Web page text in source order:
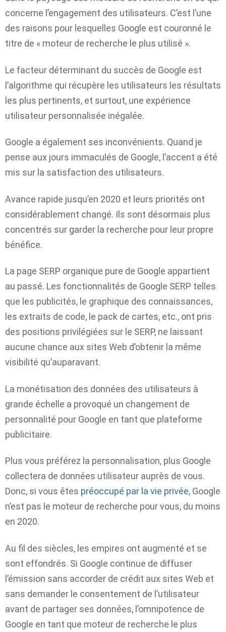
concerne l’engagement des utilisateurs. C’est l’une
des raisons pour lesquelles Google est couronné le
titre de « moteur de recherche le plus utilisé ».
Le facteur déterminant du succès de Google est
l’algorithme qui récupère les utilisateurs les résultats
les plus pertinents, et surtout, une expérience
utilisateur personnalisée inégalée.
Google a également ses inconvénients. Quand je
pense aux jours immaculés de Google, l’accent a été
mis sur la satisfaction des utilisateurs.
Avance rapide jusqu’en 2020 et leurs priorités ont
considérablement changé. Ils sont désormais plus
concentrés sur garder la recherche pour leur propre
bénéfice.
La page SERP organique pure de Google appartient
au passé. Les fonctionnalités de Google SERP telles
que les publicités, le graphique des connaissances,
les extraits de code, le pack de cartes, etc., ont pris
des positions privilégiées sur le SERP, ne laissant
aucune chance aux sites Web d’obtenir la même
visibilité qu’auparavant.
La monétisation des données des utilisateurs à
grande échelle a provoqué un changement de
personnalité pour Google en tant que plateforme
publicitaire.
Plus vous préférez la personnalisation, plus Google
collectera de données utilisateur auprès de vous.
Donc, si vous êtes préoccupé par la vie privée, Google
n’est pas le moteur de recherche pour vous, du moins
en 2020.
Au fil des siècles, les empires ont augmenté et se
sont effondrés. Si Google continue de diffuser
l’émission sans accorder de crédit aux sites Web et
sans demander le consentement de l’utilisateur
avant de partager ses données, l’omnipotence de
Google en tant que moteur de recherche le plus